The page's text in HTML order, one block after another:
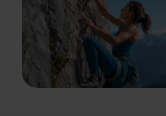
Oefentherapie
Sportmassage
Zwangerschapsmassage
Mama massage
Fysiotherapie